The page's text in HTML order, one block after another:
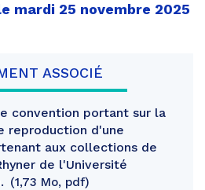
mardi 25 novembre 2025
ASSOCIÉ
convention portant sur la
reproduction d'une
aux collections de
de l'Université
1,73 Mo, pdf